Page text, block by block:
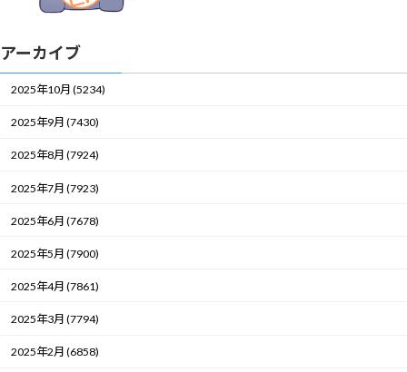
アーカイブ
2025年10月 (5234)
2025年9月 (7430)
2025年8月 (7924)
2025年7月 (7923)
2025年6月 (7678)
2025年5月 (7900)
2025年4月 (7861)
2025年3月 (7794)
2025年2月 (6858)